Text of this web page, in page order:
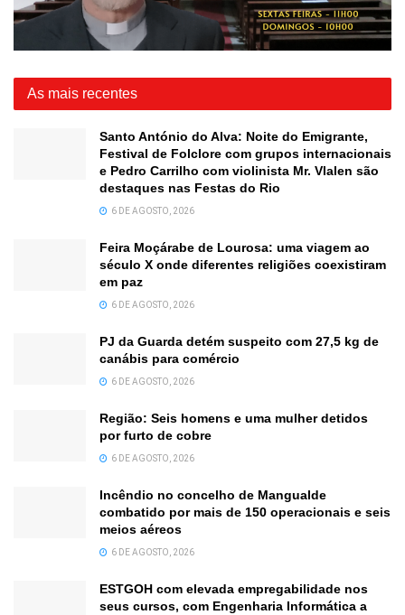
As mais recentes
Santo António do Alva: Noite do Emigrante,
Festival de Folclore com grupos internacionais
e Pedro Carrilho com violinista Mr. Vlalen são
destaques nas Festas do Rio
6 DE AGOSTO, 2026
Feira Moçárabe de Lourosa: uma viagem ao
século X onde diferentes religiões coexistiram
em paz
6 DE AGOSTO, 2026
PJ da Guarda detém suspeito com 27,5 kg de
canábis para comércio
6 DE AGOSTO, 2026
Região: Seis homens e uma mulher detidos
por furto de cobre
6 DE AGOSTO, 2026
Incêndio no concelho de Mangualde
combatido por mais de 150 operacionais e seis
meios aéreos
6 DE AGOSTO, 2026
ESTGOH com elevada empregabilidade nos
seus cursos, com Engenharia Informática a